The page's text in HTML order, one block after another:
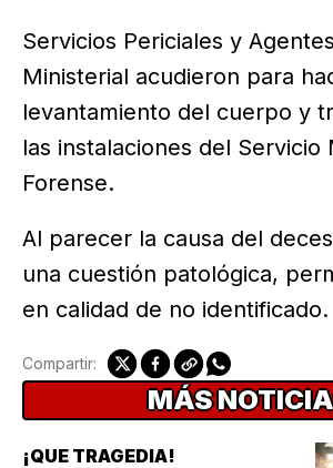
Servicios Periciales y
Ministerial acudieron para
levantamiento del cuerpo y
las instalaciones del Servicio
Forense.
Al parecer la causa del
una cuestión patológica,
en calidad de no identificado.
Compartir:
MÁS
¡QUE TRAGEDIA!